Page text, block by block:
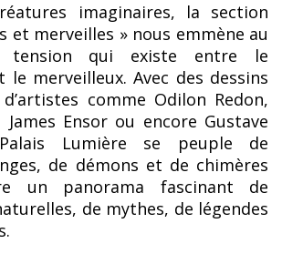
imaginaires, la section
et merveilles » nous emmène au
qui existe entre le
le merveilleux. Avec des dessins
comme Odilon Redon,
James Ensor ou encore Gustave
Lumière se peuple de
de démons et de chimères
un panorama fascinant de
de mythes, de légendes